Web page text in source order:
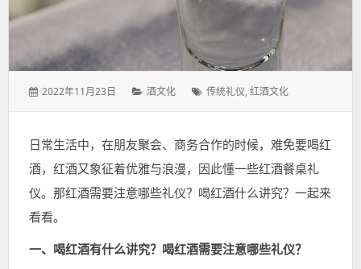
发
2022年11月23日
分
酒文化
标
传统礼仪,红酒文化
日常生活中，在朋友聚会、商务合作的时候，难免要喝红
酒，红酒又象征着优雅与浪漫，因此懂一些红酒餐桌礼
仪。那红酒需要注意哪些礼仪？喝红酒什么讲究？一起来
看看。
一、喝红酒有什么讲究？喝红酒需要注意哪些礼仪？